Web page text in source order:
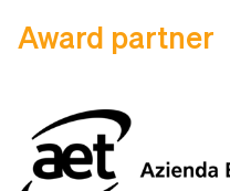
Award partner